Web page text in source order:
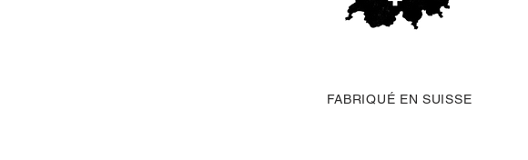
FABRIQUÉ EN SUISSE